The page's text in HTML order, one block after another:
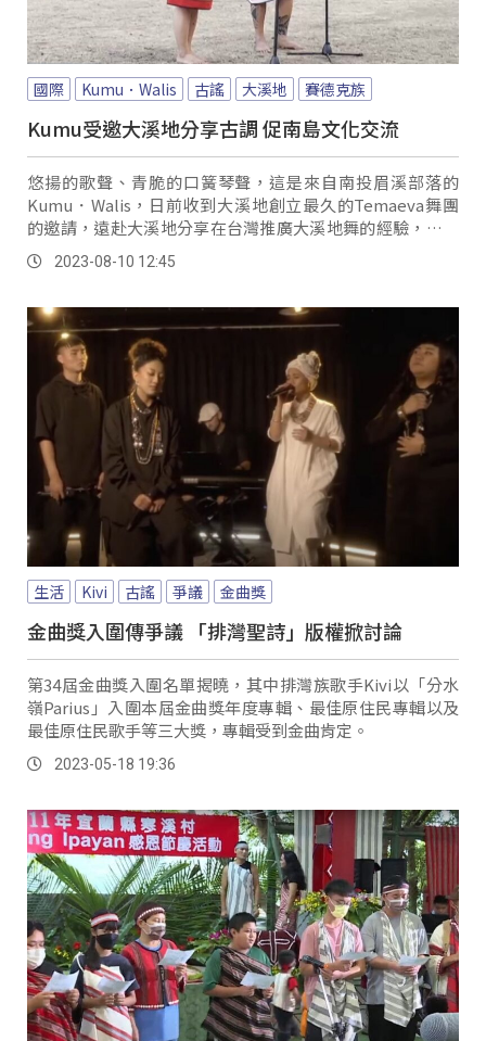
國際 Kumu．Walis 古謠 大溪地 賽德克族
Kumu受邀大溪地分享古調 促南島文化交流
悠揚的歌聲、青脆的口簧琴聲，這是來自南投眉溪部落的
Kumu．Walis，日前收到大溪地創立最久的Temaeva舞團
的邀請，遠赴大溪地分享在台灣推廣大溪地舞的經驗，並且
演繹賽德克族的古調，讓南投的聲音迴盪在大溪地的文化祭
場。2023-08-10 12:45
生活 Kivi 古謠 爭議 金曲獎
金曲獎入圍傳爭議 「排灣聖詩」版權掀討論
第34屆金曲獎入圍名單揭曉，其中排灣族歌手Kivi以「分水
嶺Parius」入圍本屆金曲獎年度專輯、最佳原住民專輯以及
最佳原住民歌手等三大獎，專輯受到金曲肯定。
2023-05-18 19:36